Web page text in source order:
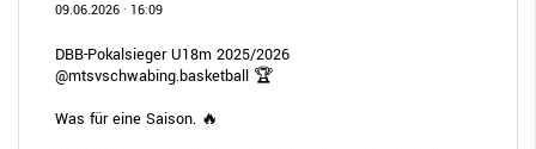
09.06.2026 · 16:09
DBB-Pokalsieger U18m 2025/2026
@mtsvschwabing.basketball 🏆
Was für eine Saison. 🔥